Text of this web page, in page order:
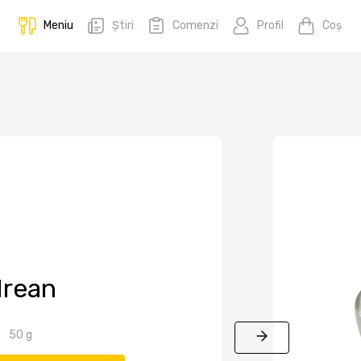
Meniu Știri Comenzi Profil Coş
50 g